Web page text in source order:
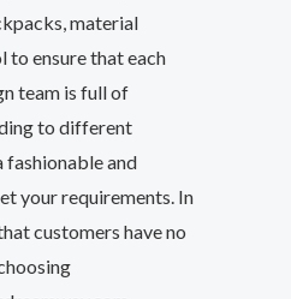
material
ensure that each
team is full of
to different
fashionable and
your requirements. In
customers have no